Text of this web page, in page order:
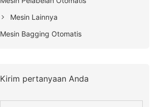
Mesin Lainnya
Mesin Bagging Otomatis
Kirim pertanyaan Anda